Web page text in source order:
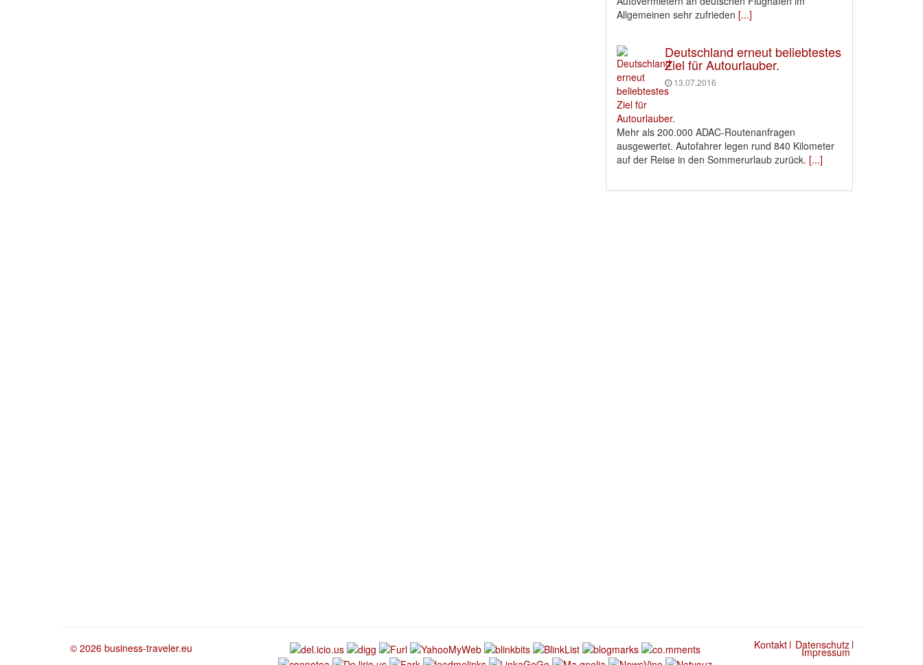
Allgemeinen sehr zufrieden [...]
Deutschland erneut beliebtestes
Ziel für Autourlauber.
13.07.2016
Mehr als 200.000 ADAC-Routenanfragen
ausgewertet. Autofahrer legen rund 840 Kilometer
auf der Reise in den Sommerurlaub zurück. [...]
© 2026 business-traveler.eu Kontakt Datenschutz
Impressum